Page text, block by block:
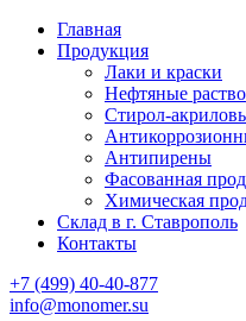
Главная
Продукция
Лаки и краски
Нефтяные
Стирол-
Антипирены
Фасованная
Химическая
Склад в г. Ставрополь
Контакты
+7 (499) 40-40-877
info@monomer.su